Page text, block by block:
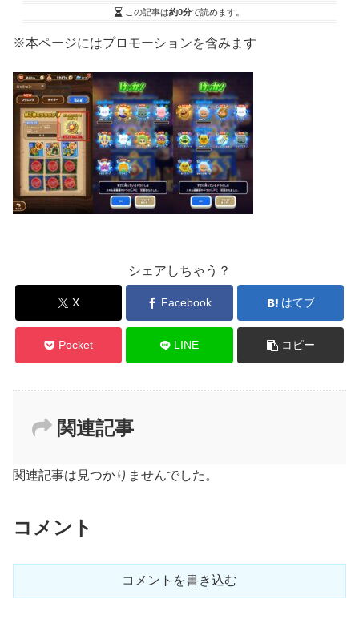
この記事は約0分で読めます。
※本ページにはプロモーションを含みます
シェアしちゃう？
X Facebook はてブ
Pocket LINE コピー
関連記事
関連記事は見つかりませんでした。
コメント
コメントを書き込む